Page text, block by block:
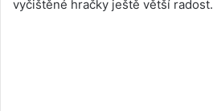
vyčištěné hračky ještě větší radost.